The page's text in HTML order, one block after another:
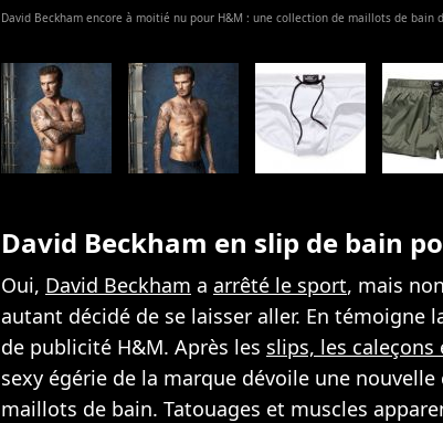
David Beckham encore à moitié nu pour H&M : une collection de maillots de bain
David Beckham en slip de bain
Oui, David Beckham a arrêté le sport, mais
autant décidé de se laisser aller. En témoigne
de publicité H&M. Après les slips, les caleçons
sexy égérie de la marque dévoile une
maillots de bain. Tatouages et muscles